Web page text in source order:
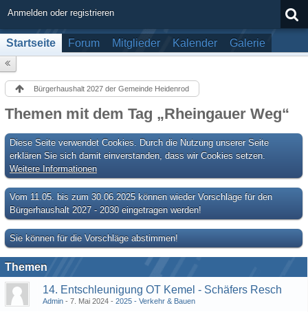
Anmelden oder registrieren
Startseite Forum Mitglieder Kalender Galerie
Bürgerhaushalt 2027 der Gemeinde Heidenrod
Themen mit dem Tag „Rheingauer Weg“
Diese Seite verwendet Cookies. Durch die Nutzung unserer Seite
erklären Sie sich damit einverstanden, dass wir Cookies setzen.
Weitere Informationen
Vom 11.05. bis zum 30.06.2025 können wieder Vorschläge für den
Bürgerhaushalt 2027 - 2030 eingetragen werden!
Sie können für die Vorschläge abstimmen!
Themen
14. Entschleunigung OT Kemel - Schäfers Resch
Admin 7. Mai 2024 2025 - Verkehr & Bauen